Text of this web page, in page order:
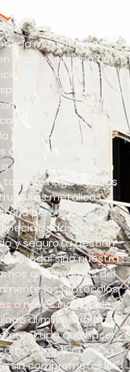
y la modernidad
acción. Imagina que
antiguo en algo
ahí es donde
protagonismo.
hasta derribos
proyecto tiene su
de carga requiere
cortes de hormigón
se haga bajo las
metálicas
pero vacías de
que
y seguro.La gestión
legal sino nuestra
nos encargamos del
los protocolos
o naves industriales
al milímetro para
preocupa qué hacer
cumplir con esa
sin comprometer la